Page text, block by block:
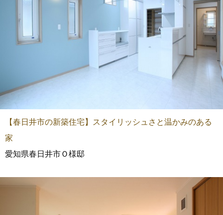
【春日井市の新築住宅】スタイリッシュさと温かみのある
家
愛知県春日井市Ｏ様邸